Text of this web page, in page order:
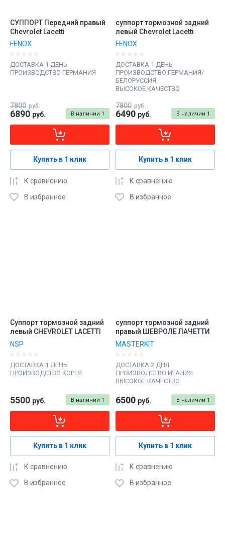
СУППОРТ Передний правый
Chevrolet Lacetti
FENOX
ДОСТАВКА 1 ДЕНЬ
ПРОИЗВОДСТВО ГЕРМАНИЯ
В наличии 1
7800 руб.
6890 руб.
Купить в 1 клик
К сравнению
В избранное
суппорт тормозной задний
левый Chevrolet Lacetti
FENOX
ДОСТАВКА 1 ДЕНЬ
ПРОИЗВОДСТВО ГЕРМАНИЯ/
БЕЛОРУССИЯ
ВЫСОКОЕ КАЧЕСТВО
В наличии 1
7800 руб.
6490 руб.
Купить в 1 клик
К сравнению
В избранное
Суппорт тормозной задний
левый CHEVROLET LACETTI
NSP
ДОСТАВКА 1 ДЕНЬ
ПРОИЗВОДСТВО КОРЕЯ
В наличии 1
5500 руб.
Купить в 1 клик
К сравнению
В избранное
суппорт тормозной задний
правый ШЕВРОЛЕ ЛАЧЕТТИ
MASTERKIT
ДОСТАВКА 2 ДНЯ
ПРОИЗВОДСТВО ИТАЛИЯ
ВЫСОКОЕ КАЧЕСТВО
В наличии 1
6500 руб.
Купить в 1 клик
К сравнению
В избранное